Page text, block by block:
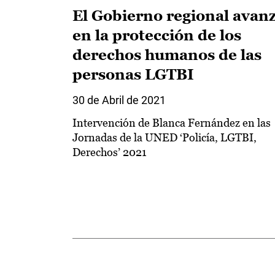
El Gobierno regional
en la protección de los
derechos humanos de las
personas LGTBI
30 de Abril de 2021
Intervención de Blanca Fernández en las
Jornadas de la UNED ‘Policía, LGTBI,
Derechos’ 2021